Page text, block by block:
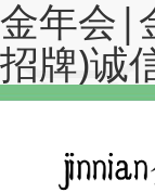
金年会|
招牌)诚